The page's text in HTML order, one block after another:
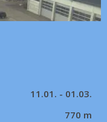
11.01. - 01.03.
770 m